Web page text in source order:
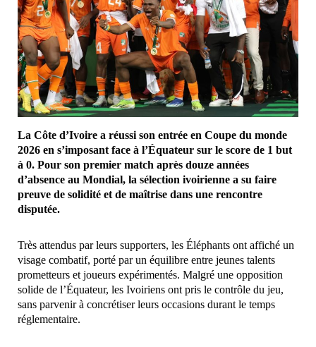
La Côte d’Ivoire a réussi son entrée en Coupe du monde
2026 en s’imposant face à l’Équateur sur le score de 1 but
à 0. Pour son premier match après douze années
d’absence au Mondial, la sélection ivoirienne a su faire
preuve de solidité et de maîtrise dans une rencontre
disputée.
Très attendus par leurs supporters, les Éléphants ont affiché un
visage combatif, porté par un équilibre entre jeunes talents
prometteurs et joueurs expérimentés. Malgré une opposition
solide de l’Équateur, les Ivoiriens ont pris le contrôle du jeu,
sans parvenir à concrétiser leurs occasions durant le temps
réglementaire.